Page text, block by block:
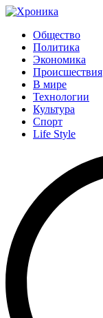
Общество
Политика
Экономика
Происшествия
В мире
Технологии
Культура
Спорт
Life Style